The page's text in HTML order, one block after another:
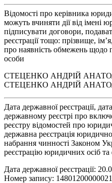
Відомості про керівника
можуть вчиняти дії від імені
підписувати договори,
реєстрації тощо: прізвище,
про наявність обмежень щодо
особи
СТЕЦЕНКО АНДРІЙ
СТЕЦЕНКО АНДРІЙ
Дата державної реєстрації,
державному реєстрі про
реєстру відомостей про
державна реєстрація
набрання чинності Законом
реєстрацію юридичних осіб та
Дата державної реєстрації:
Номер запису: